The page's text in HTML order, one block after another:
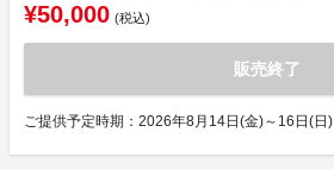
¥50,000 (税込)
販売終了
ご提供予定時期：2026年8月14日(金)～16日(日)